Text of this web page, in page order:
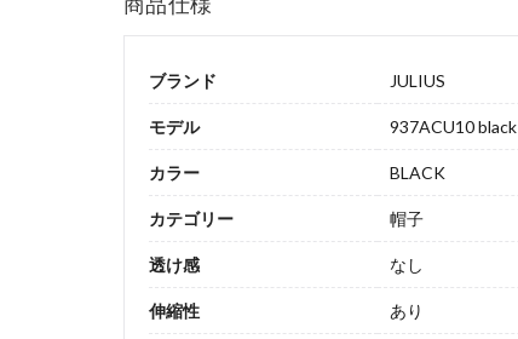
ブランド JULIUS
モデル 937ACU10 black
カラー BLACK
カテゴリー 帽子
透け感 なし
伸縮性 あり